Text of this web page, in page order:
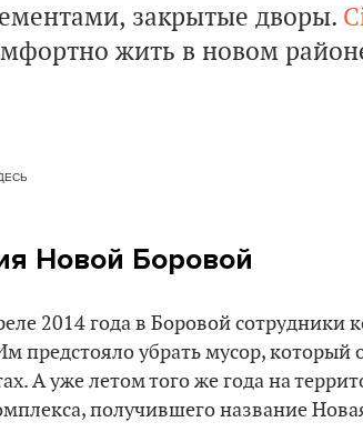
закрытые дворы.
жить в новом
Новой Боровой
2014 года в Боровой сотрудники
предстояло убрать мусор, который
А уже летом того же года на
получившего название